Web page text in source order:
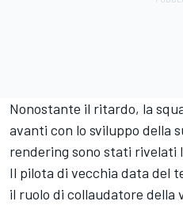
Nonostante il ritardo, la
avanti con lo sviluppo della
rendering sono stati rivelati
Il pilota di vecchia data del
il ruolo di collaudatore della